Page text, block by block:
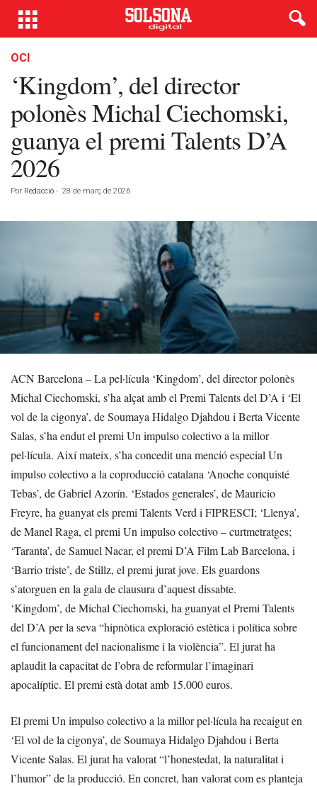
OCI
‘Kingdom’, del director
polonès Michal Ciechomski,
guanya el premi Talents D’A
2026
Por Redacció - 28 de març de 2026
ACN Barcelona – La pel·lícula ‘Kingdom’, del director polonès
Michal Ciechomski, s’ha alçat amb el Premi Talents del D’A i ‘El
vol de la cigonya’, de Soumaya Hidalgo Djahdou i Berta Vicente
Salas, s’ha endut el premi Un impulso colectivo a la millor
pel·lícula. Així mateix, s’ha concedit una menció especial Un
impulso colectivo a la coproducció catalana ‘Anoche conquisté
Tebas’, de Gabriel Azorín. ‘Estados generales’, de Mauricio
Freyre, ha guanyat els premi Talents Verd i FIPRESCI; ‘Llenya’,
de Manel Raga, el premi Un impulso colectivo – curtmetratges;
‘Taranta’, de Samuel Nacar, el premi D’A Film Lab Barcelona, i
‘Barrio triste’, de Stillz, el premi jurat jove. Els guardons
s’atorguen en la gala de clausura d’aquest dissabte.
‘Kingdom’, de Michal Ciechomski, ha guanyat el Premi Talents
del D’A per la seva “hipnòtica exploració estètica i política sobre
el funcionament del nacionalisme i la violència”. El jurat ha
aplaudit la capacitat de l’obra de reformular l’imaginari
apocalíptic. El premi està dotat amb 15.000 euros.
El premi Un impulso colectivo a la millor pel·lícula ha recaigut en
‘El vol de la cigonya’, de Soumaya Hidalgo Djahdou i Berta
Vicente Salas. El jurat ha valorat “l’honestedat, la naturalitat i
l’humor” de la producció. En concret, han valorat com es planteja